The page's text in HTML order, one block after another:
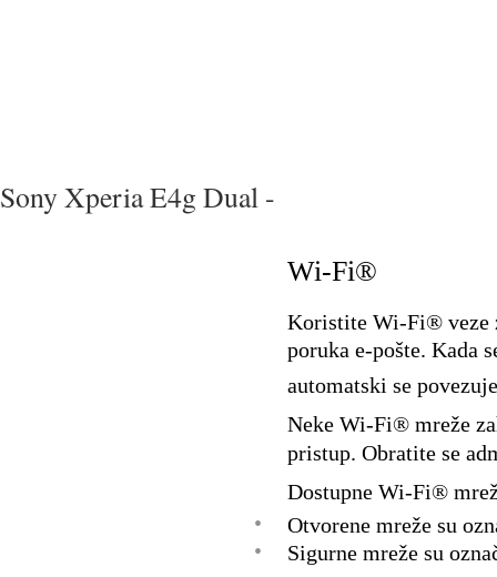
Sony Xperia E4g Dual -
Wi-Fi®
Koristite Wi-Fi® veze
poruka e-pošte. Kada
automatski se
Neke Wi-Fi® mreže
pristup. Obratite se
Dostupne Wi-Fi®
•
Otvorene mreže su
•
Sigurne mreže su